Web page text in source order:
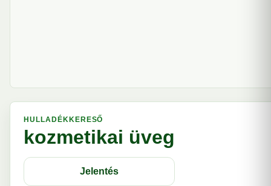
HULLADÉKKERESŐ
kozmetikai üveg
Jelentés